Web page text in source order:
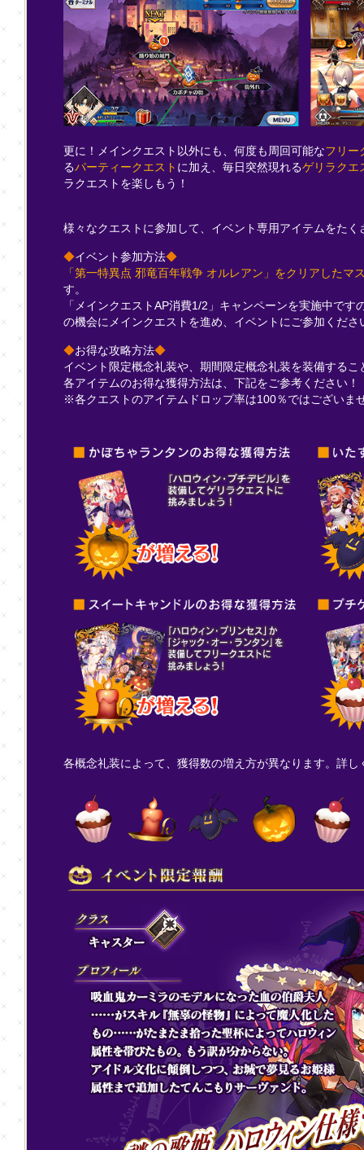
更に！メインクエスト以外にも、何度も周回可能なフリー
るパーティークエスト に加え、毎日突然現れるゲリラクエ
ラクエストを楽しもう！
様々なクエストに参加して、イベント専用アイテムをた
◆イベント参加方法◆
「第一特異点 邪竜百年戦争 オルレアン」をクリアしたマ
す。
「メインクエストAP消費1/2」キャンペーンを実施中で
の機会にメインクエストを進め、イベントにご参加くださ
◆お得な攻略方法◆
イベント限定概念礼装や、期間限定概念礼装を装備する
各アイテムのお得な獲得方法は、下記をご参考ください！
※各クエストのアイテムドロップ率は100％ではございま
各概念礼装によって、獲得数の増え方が異なります。詳